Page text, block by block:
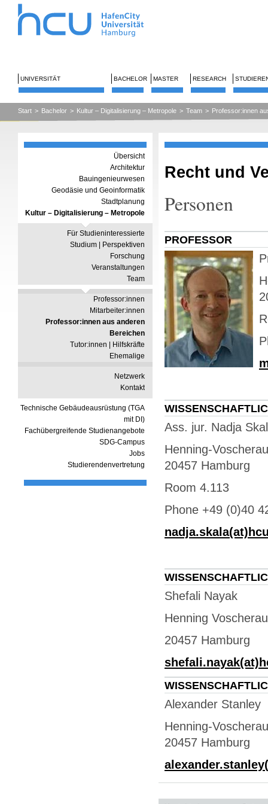
UNIVERSITÄT BACHELOR MASTER RESEARCH
Start > Bachelor > Kultur – Digitalisierung – Metropole > Team > Professor:innen
Übersicht
Architektur
Bauingenieurwesen
Geodäsie und Geoinformatik
Stadtplanung
Kultur – Digitalisierung – Metropole
Für Studieninteressierte
Studium | Perspektiven
Forschung
Veranstaltungen
Team
Professor:innen
Mitarbeiter:innen
Professor:innen aus anderen
Bereichen
Tutor:innen | Hilfskräfte
Ehemalige
Netzwerk
Kontakt
Technische Gebäudeausrüstung (TGA
mit DI)
Fachübergreifende Studienangebote
SDG-Campus
Jobs
Studierendenvertretung
Recht und
Personen
PROFESSOR
Ass. jur. Nadja
Henning-
20457 Hamburg
Room 4.113
Phone +49 (0)40
Shefali Nayak
Henning
20457 Hamburg
Alexander Stanley
Henning-
20457 Hamburg